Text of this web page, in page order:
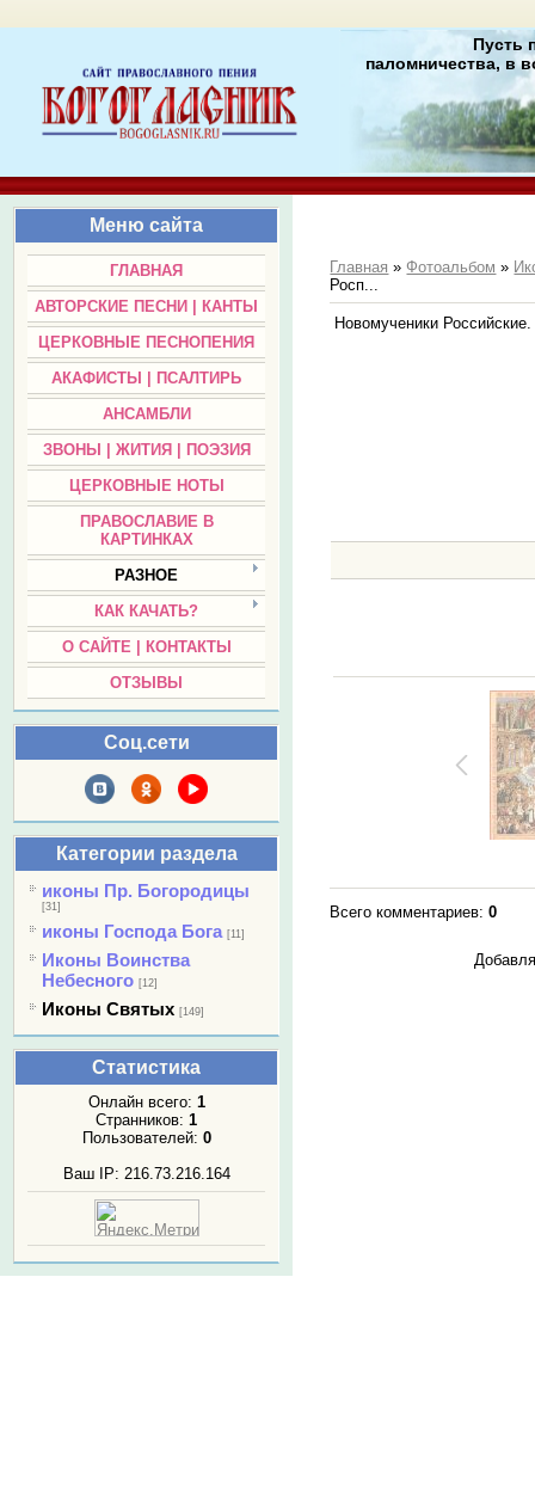
Пусть
паломничества, в
Меню сайта
ГЛАВНАЯ
АВТОРСКИЕ ПЕСНИ | КАНТЫ
ЦЕРКОВНЫЕ ПЕСНОПЕНИЯ
АКАФИСТЫ | ПСАЛТИРЬ
АНСАМБЛИ
ЗВОНЫ | ЖИТИЯ | ПОЭЗИЯ
ЦЕРКОВНЫЕ НОТЫ
ПРАВОСЛАВИЕ В
КАРТИНКАХ
РАЗНОЕ
КАК КАЧАТЬ?
О САЙТЕ | КОНТАКТЫ
ОТЗЫВЫ
Соц.сети
Категории раздела
иконы Пр. Богородицы
[31]
иконы Господа Бога [11]
Иконы Воинства
Небесного [12]
Иконы Святых [149]
Статистика
Онлайн всего: 1
Странников: 1
Пользователей: 0
Ваш IP: 216.73.216.164
Главная »Фотоальбом »
Росп...
Новомученики
Всего комментариев:0